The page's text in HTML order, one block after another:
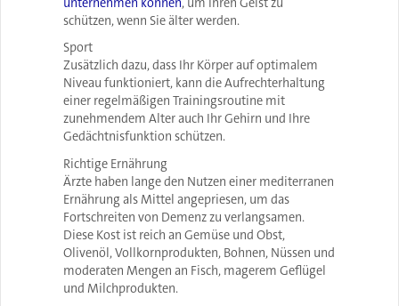
schützen, wenn Sie älter werden.
Sport
Zusätzlich dazu, dass Ihr Körper auf optimalem
Niveau funktioniert, kann die Aufrechterhaltung
einer regelmäßigen Trainingsroutine mit
zunehmendem Alter auch Ihr Gehirn und Ihre
Gedächtnisfunktion schützen.
Richtige Ernährung
Ärzte haben lange den Nutzen einer mediterranen
Ernährung als Mittel angepriesen, um das
Fortschreiten von Demenz zu verlangsamen.
Diese Kost ist reich an Gemüse und Obst,
Olivenöl, Vollkornprodukten, Bohnen, Nüssen und
moderaten Mengen an Fisch, magerem Geflügel
und Milchprodukten.